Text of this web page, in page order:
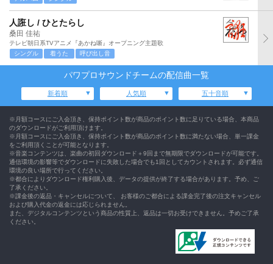
人誑し / ひとたらし
桑田 佳祐
テレビ朝日系TVアニメ『あかね噺』オープニング主題歌
シングル
着うた 呼び出し音
パワプロサウンドチームの配信曲一覧
新着順 人気順 五十音順
※月額コースにご入会頂き、保持ポイント数が商品のポイント数に足りている場合、本商品
のダウンロードがご利用頂けます。
※月額コースにご入会頂き、保持ポイント数が商品のポイント数に満たない場合、単一課金
をご利用頂くことが可能となります。
※音楽コンテンツは、楽曲の初回ダウンロード＋9回まで無期限でダウンロードが可能です。
通信環境の影響等でダウンロードに失敗した場合でも1回としてカウントされます。必ず通信
環境の良い場所で行ってください。
※都合によりダウンロード権利購入後、データの提供が終了する場合があります。予め、ご
了承ください。
※課金後の返品・キャンセルについて、 お客様のご都合による課金完了後の注文キャンセル
および購入代金の返金には応じられません。
また、デジタルコンテンツという商品の性質上、返品は一切お受けできません。予めご了承
ください。